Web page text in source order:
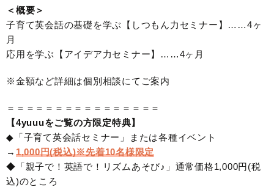
＜概要＞
子育て英会話の基礎を学ぶ【しつもん力セミナー】……4ヶ
月
応用を学ぶ【アイデア力セミナー】……4ヶ月
※金額など詳細は個別相談にてご案内
＝＝＝＝＝＝＝＝＝＝＝＝＝＝＝＝
【4yuuuをご覧の方限定特典】
◆「子育て英会話セミナー」または各種イベント
→ 1,000円(税込)※先着10名様限定
◆「親子で！英語で！リズムあそび♪」通常価格1,000円(税
込)のところ